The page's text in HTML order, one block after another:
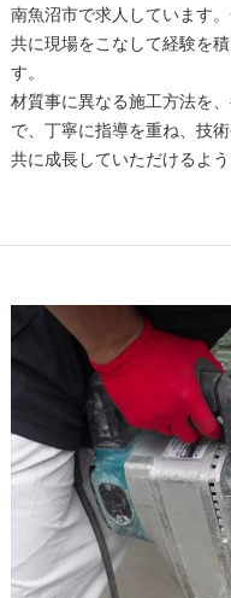
南魚沼市で求人しています
共に現場をこなして経験を
す。
材質事に異なる施工方法を
で、丁寧に指導を重ね、技
共に成長していただけるよ